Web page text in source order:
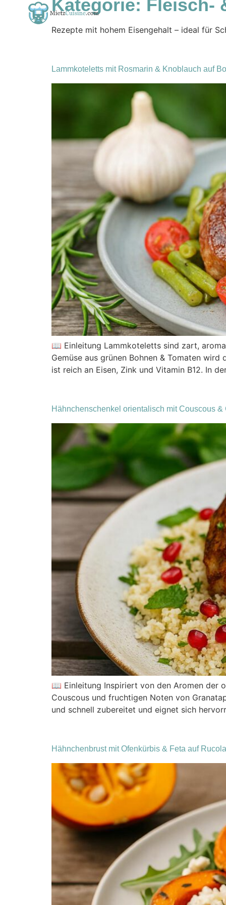
Kategorie: Fleisch-
Rezepte mit hohem Eisengehalt – ideal für
Lammkoteletts mit Rosmarin & Knoblauch auf
📖 Einleitung Lammkoteletts sind zart,
Gemüse aus grünen Bohnen & Tomaten
ist reich an Eisen, Zink und Vitamin B12. In
Hähnchenschenkel orientalisch mit Couscous &
📖 Einleitung Inspiriert von den Aromen der
Couscous und fruchtigen Noten von
und schnell zubereitet und eignet sich
Hähnchenbrust mit Ofenkürbis & Feta auf